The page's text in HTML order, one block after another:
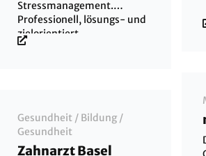
Stressmanagement.
Professionell, lösungs- und
zielorientiert.
Gesundheit / Bildung /
Gesundheit
Zahnarzt Basel